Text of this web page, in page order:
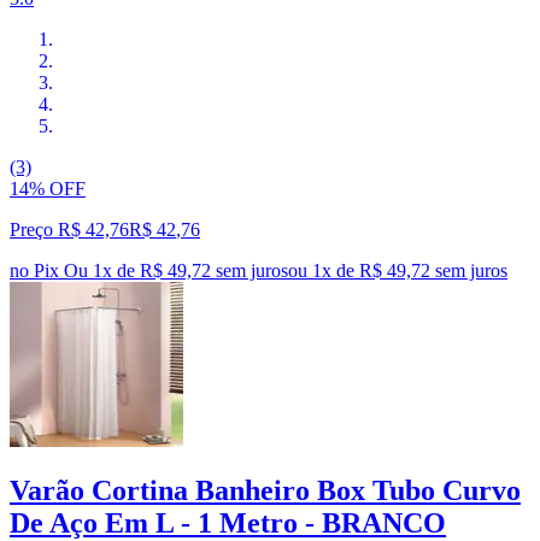
(3)
14% OFF
Preço R$ 42,76R$ 42,76
no Pix Ou 1x de R$ 49,72 sem jurosou 1x de R$ 49,72 sem juros
Varão Cortina Banheiro Box Tubo Curvo
De Aço Em L - 1 Metro - BRANCO